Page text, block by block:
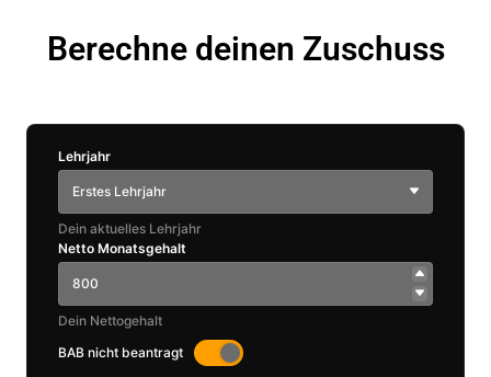
Berechne deinen Zuschuss
Lehrjahr
Erstes Lehrjahr
Dein aktuelles Lehrjahr
Netto Monatsgehalt
Dein Nettogehalt
BAB nicht beantragt